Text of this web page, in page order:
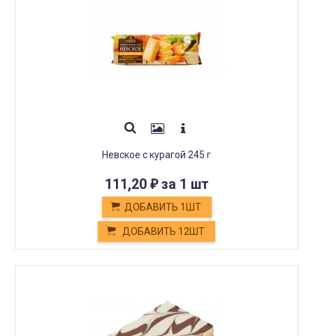
Невское с курагой 245 г
111,20 ₽за 1 шт
ДОБАВИТЬ 1ШТ
ДОБАВИТЬ 12ШТ